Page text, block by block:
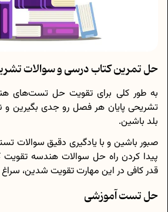
حل تمرین کتاب درسی و سوالات
به طور کلی برای تقویت حل تست‌های
تشریحی پایان هر فصل رو جدی بگیرین و
بلد باشین.
صبور باشین و با یادگیری دقیق سوالات
پیدا کردن راه‌ حل سوالات هندسه تقویت
قدر کافی در این مهارت تقویت شدین،
حل تست آموزشی